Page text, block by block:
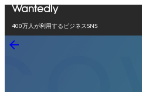
400万人が利用するビジネスSNS